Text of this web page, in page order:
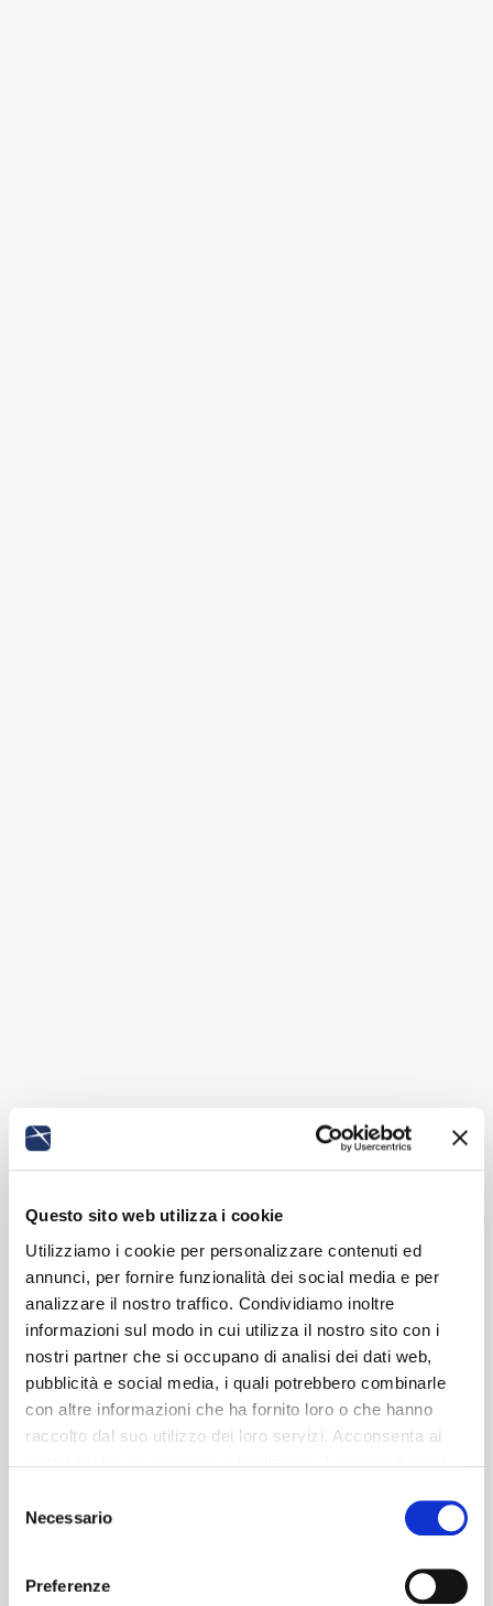
Questo sito web utilizza i cookie
Utilizziamo i cookie per personalizzare contenuti ed
annunci, per fornire funzionalità dei social media e per
analizzare il nostro traffico. Condividiamo inoltre
informazioni sul modo in cui utilizza il nostro sito con i
nostri partner che si occupano di analisi dei dati web,
pubblicità e social media, i quali potrebbero combinarle
con altre informazioni che ha fornito loro o che hanno
raccolto dal suo utilizzo dei loro servizi. Acconsenta ai
delNecessario
Preferenze